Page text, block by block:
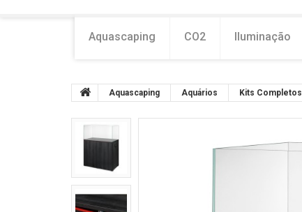
Aquascaping CO2 Iluminação
Aquascaping Aquários Kits Completos